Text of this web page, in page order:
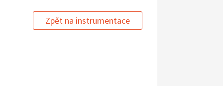
Zpět na instrumentace